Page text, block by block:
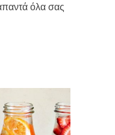
όλα σας